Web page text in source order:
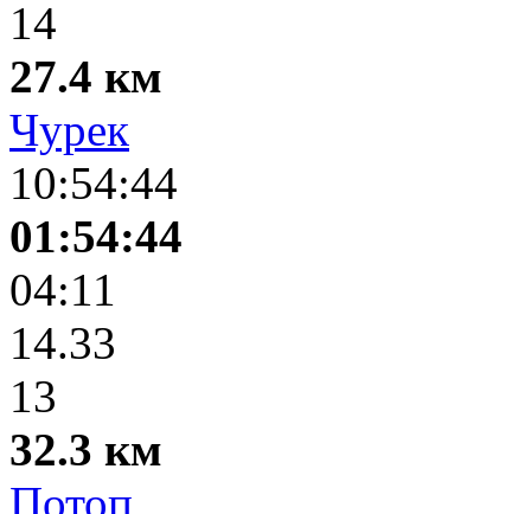
14
27.4 км
Чурек
10:54:44
01:54:44
04:11
14.33
13
32.3 км
Потоп